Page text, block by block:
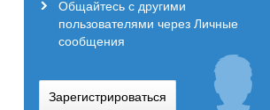
Общайтесь с другими
пользователями через Личные
сообщения
Зарегистрироваться